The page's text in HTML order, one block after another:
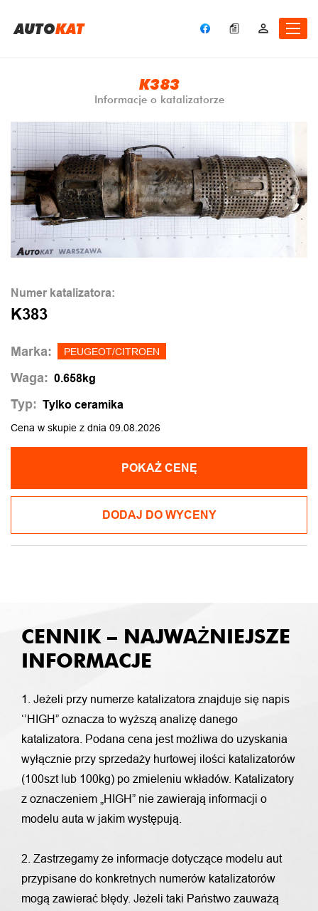
AUTOKAT
K383
Informacje o katalizatorze
Numer katalizatora:
K383
Marka: PEUGEOT/CITROEN
Waga: 0.658kg
Typ: Tylko ceramika
Cena w skupie z dnia 09.08.2026
POKAŻ CENĘ
DODAJ DO WYCENY
CENNIK – NAJWAŻNIEJSZE
INFORMACJE
1. Jeżeli przy numerze katalizatora znajduje się napis
‘’HIGH” oznacza to wyższą analizę danego
katalizatora. Podana cena jest możliwa do uzyskania
wyłącznie przy sprzedaży hurtowej ilości katalizatorów
(100szt lub 100kg) po zmieleniu wkładów. Katalizatory
z oznaczeniem „HIGH” nie zawierają informacji o
modelu auta w jakim występują.
2. Zastrzegamy że informacje dotyczące modelu aut
przypisane do konkretnych numerów katalizatorów
mogą zawierać błędy. Jeżeli taki Państwo zauważą